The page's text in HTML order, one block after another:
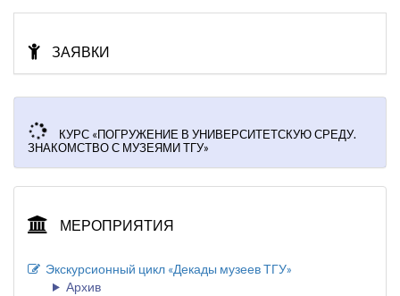
ЗАЯВКИ
КУРС «ПОГРУЖЕНИЕ В УНИВЕРСИТЕТСКУЮ СРЕДУ.
ЗНАКОМСТВО С МУЗЕЯМИ ТГУ»
МЕРОПРИЯТИЯ
Экскурсионный цикл «Декады музеев ТГУ»
Архив